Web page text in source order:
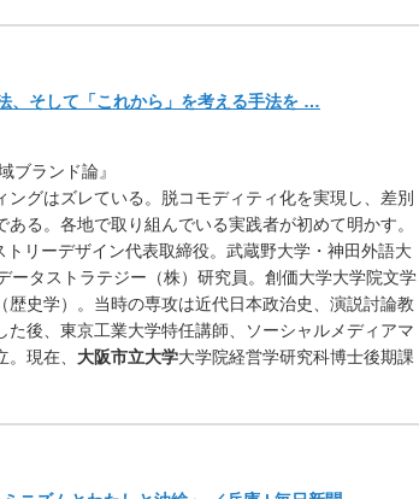
そして「これから」を考える手法を …
ブランド論』
グはズレている。脱コモディティ化を実現し、差別
る。各地で取り組んでいる実践者が初めて明かす。
リーデザイン代表取締役。武蔵野大学・神田外語大
タストラテジー（株）研究員。創価大学大学院文学
史学）。当時の専攻は近代日本政治史、演説討論教
後、東京工業大学特任講師、ソーシャルメディアマ
現在、 大阪市立大学大学院経営学研究科博士後期課